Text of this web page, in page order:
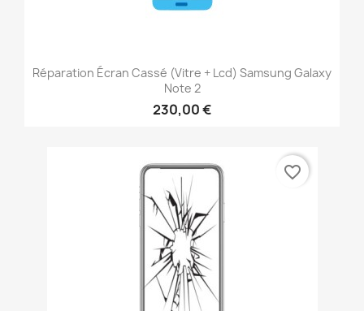
Réparation Écran Cassé (vitre + Lcd) Samsung Galaxy
Note 2
230,00 €
favorite_border